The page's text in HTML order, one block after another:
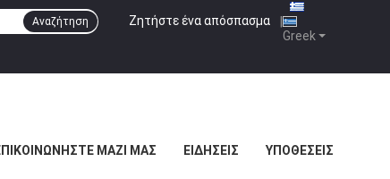
Greek
Ζητήστε ένα απόσπασμα |
Αναζήτηση
ΜΑΖΊ ΜΑΣ ΕΙΔΉΣΕΙΣ ΥΠΟΘΈΣΕΙΣ